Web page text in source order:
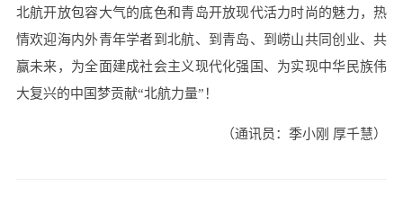
北航开放包容大气的底色和青岛开放现代活力时尚的魅力，热
情欢迎海内外青年学者到北航、到青岛、到崂山共同创业、共
赢未来，为全面建成社会主义现代化强国、为实现中华民族伟
大复兴的中国梦贡献“北航力量”！
（通讯员：季小刚 厚千慧）